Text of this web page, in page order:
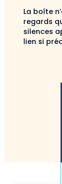
La boîte
regards
silences
lien si